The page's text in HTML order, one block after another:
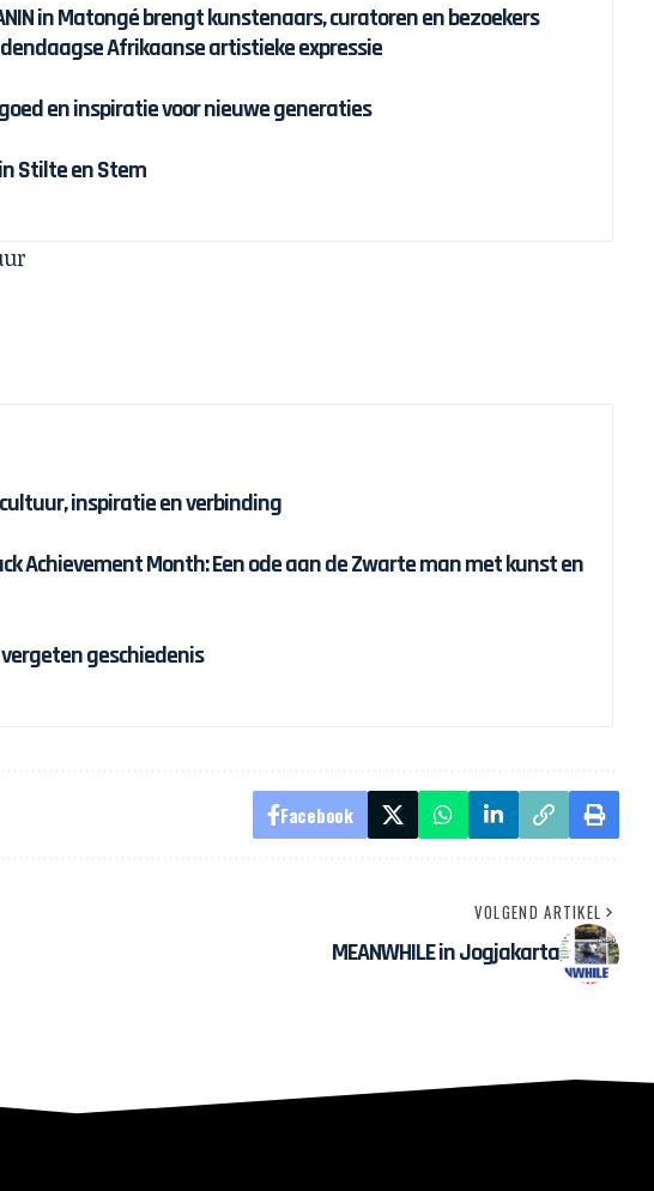
in Matongé brengt kunstenaars, curatoren en bezoekers
Afrikaanse artistieke expressie
en inspiratie voor nieuwe generaties
Stilte en Stem
inspiratie en verbinding
Achievement Month: Een ode aan de Zwarte man met kunst en
geschiedenis
Facebook
VOLGEND ARTIKEL
MEANWHILE in Jogjakarta